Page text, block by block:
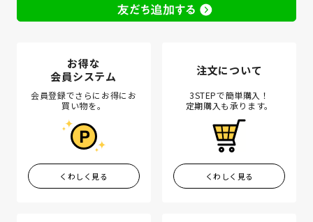
お得な
会員システム
会員登録でさらにお得にお
買い物を。
くわしく見る
注文について
3STEPで簡単購入！
定期購入も承ります。
くわしく見る